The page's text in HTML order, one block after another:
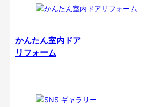
かんたん室内ドア
リフォーム